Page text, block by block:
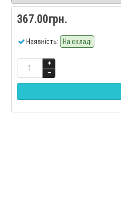
367.00грн.
Наявність: На складі